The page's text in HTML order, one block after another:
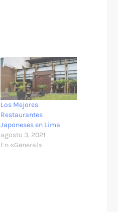
Los Mejores
Restaurantes
Japoneses en Lima
agosto 3, 2021
En «General»